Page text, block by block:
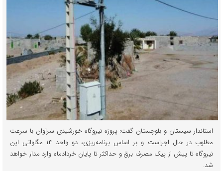
استاندار سیستان و بلوچستان گفت: پروژه نیروگاه خورشیدی سراوان با سرعت
مطلوب در حال اجراست و بر اساس برنامه‌ریزی، دو واحد ۱۴ مگاواتی این
نیروگاه تا پیش از پیک مصرف برق و حداکثر تا پایان خردادماه وارد مدار خواهد
شد.